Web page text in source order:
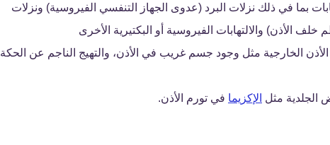
بما في ذلك نزلات البرد (عدوى الجهاز التنفسي الفيروسية) ونزلات
خلف الأذن) والالتهابات الفيروسية أو البكتيرية الأخرى
الخارجية مثل وجود جسم غريب في الأذن، والتهيج الناجم عن الحكة
الجلدية مثل الإكزيما في تورم الأذن.